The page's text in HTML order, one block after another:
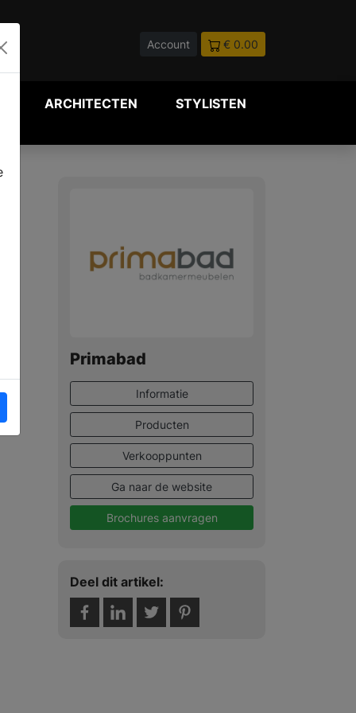
Account € 0.00
ARCHITECTEN STYLISTEN
Primabad
Informatie
Producten
Verkooppunten
Ga naar de website
Brochures aanvragen
Deel dit artikel: